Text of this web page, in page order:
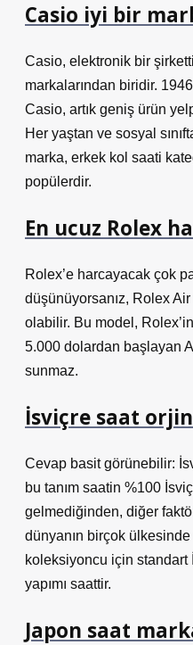
Casio iyi bir
Casio, elektronik bir
markalarından biridir.
Casio, artık geniş ürün
Her yaştan ve sosyal
marka, erkek kol saati
popülerdir.
En ucuz Rolex
Rolex’e harcayacak çok
düşünüyorsanız, Rolex
olabilir. Bu model,
5.000 dolardan başlayan
sunmaz.
İsviçre saat
Cevap basit görünebilir:
bu tanım saatin %100
gelmediğinden, diğer
dünyanın birçok
koleksiyoncu için standart
yapımı saattir.
Japon saat